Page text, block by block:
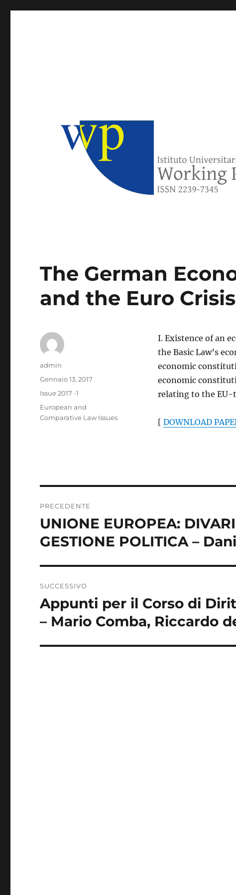
The German
and the Euro
I. Existence of an
the Basic Law’s
economic
economic
relating to the EU-
[ DOWNLOAD
Autore
admin
Pubblicato
Gennaio 13, 2017
Categorie
Issue 2017 -1
Tag
European and
Comparative Law Issues
articoli
PRECEDENTE
Articolo
precedente:
UNIONE EUROPEA:
GESTIONE POLITICA –
SUCCESSIVO
Articolo
successivo:
Appunti per il Corso di
– Mario Comba, Riccardo